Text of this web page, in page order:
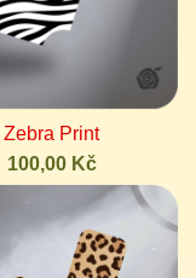
Zebra Print
100,00 Kč